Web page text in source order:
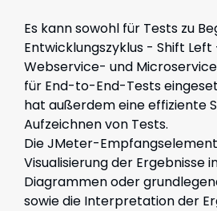
Es kann sowohl für Tests zu
Entwicklungszyklus - Shift Left
Webservice- und
für End-to-End-Tests
hat außerdem eine effiziente
Aufzeichnen von Tests.
Die JMeter-
Visualisierung der Ergebnisse
Diagrammen oder
sowie die Interpretation der